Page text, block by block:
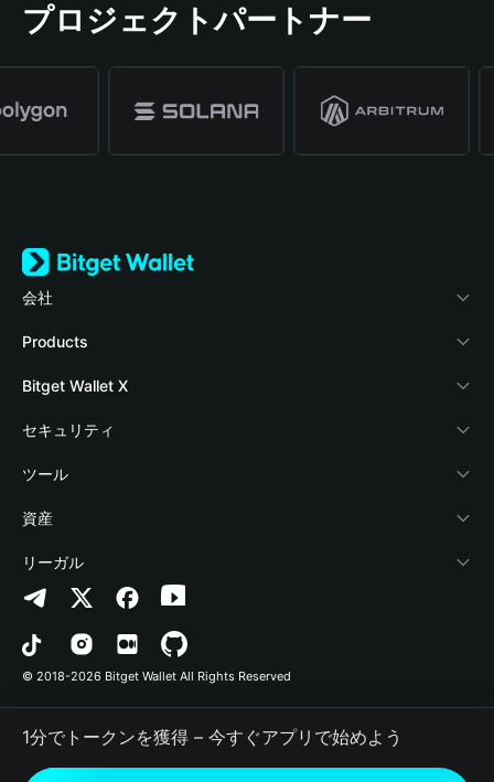
プロジェクトパートナー
会社
Bitget Walletについて
ブログ
アカデミー
暗号資産ニュース
Help Center
お問い合わせ
ブランドリソース
キャリア
Products
Crypto Card
Stablecoin Earn
Payfi Crypto
Crypto Swap API
Altcoin Season Index
Prediction Markets
DApp
RWA
Bitget Wallet X
デベロッパー
ウォレットを接続
Bitget Wallet Pay
プロジェクトを掲載
セキュリティ
保護基金
セキュリティ技術
ツール
暗号資産を購入
認証検出
コントラクト検出
一括送金
資産
Arbitrum
Avalanche
Bitcoin
Polygon
リーガル
プライバシーポリシー
利用規約
© 2018-2026 Bitget Wallet All Rights Reserved
1分でトークンを獲得 – 今すぐアプリで始めよう